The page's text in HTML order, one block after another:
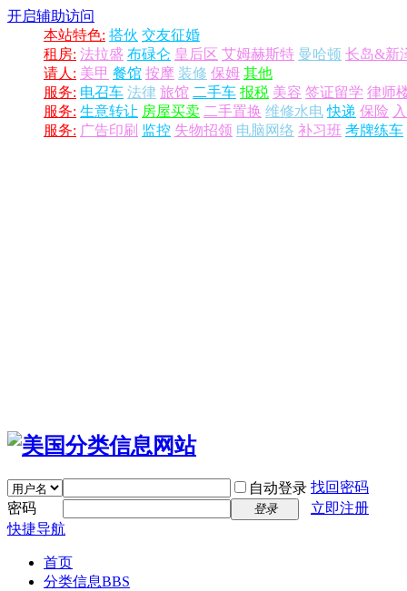
开启辅助访问
本站特色: 搭伙 交友征婚
租房: 法拉盛 布碌仑 皇后区 艾姆赫斯特 曼哈顿 长岛&新
请人: 美甲 餐馆 按摩 装修 保姆 其他
服务: 电召车 法律 旅馆 二手车 报税 美容 签证留学 律师
服务: 生意转让 房屋买卖 二手置换 维修水电 快递 保险
服务: 广告印刷 监控 失物招领 电脑网络 补习班 考牌练车
自动登录 找回密码
密码
登录
立即注册
快捷导航
首页
分类信息BBS